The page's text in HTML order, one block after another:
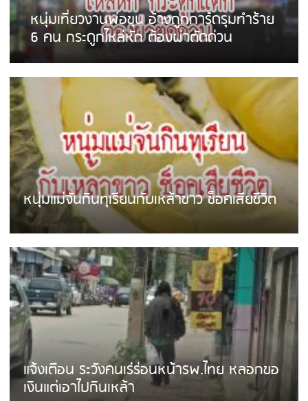
หนุ่มเที่ยวงานพ่อขุน อ้างถูกการ์ดรุมทำร้าย
6 คน กระดูกไหล่หัก ต้องผ่าตัดด่วน
หนุ่มแม่จันกินทุเรียนกับเหล้าขาว ช็อคเสียชีวิต
แจ้งเตือน ระวังคนเร่ร่อนหน้ารพ.ไทย หลอกขอ
เงินแต่เอาไปกินเหล้า